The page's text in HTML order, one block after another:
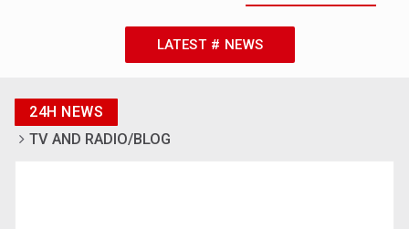
LATEST # NEWS
24H NEWS
TV AND RADIO/BLOG